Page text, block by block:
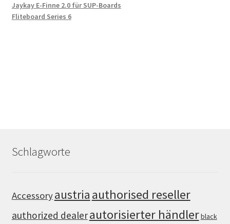
Jaykay E-Finne 2.0 für SUP-Boards
Fliteboard Series 6
Schlagworte
Accessoryaustria authorised reseller
authorized dealerautorisierter händlerblack